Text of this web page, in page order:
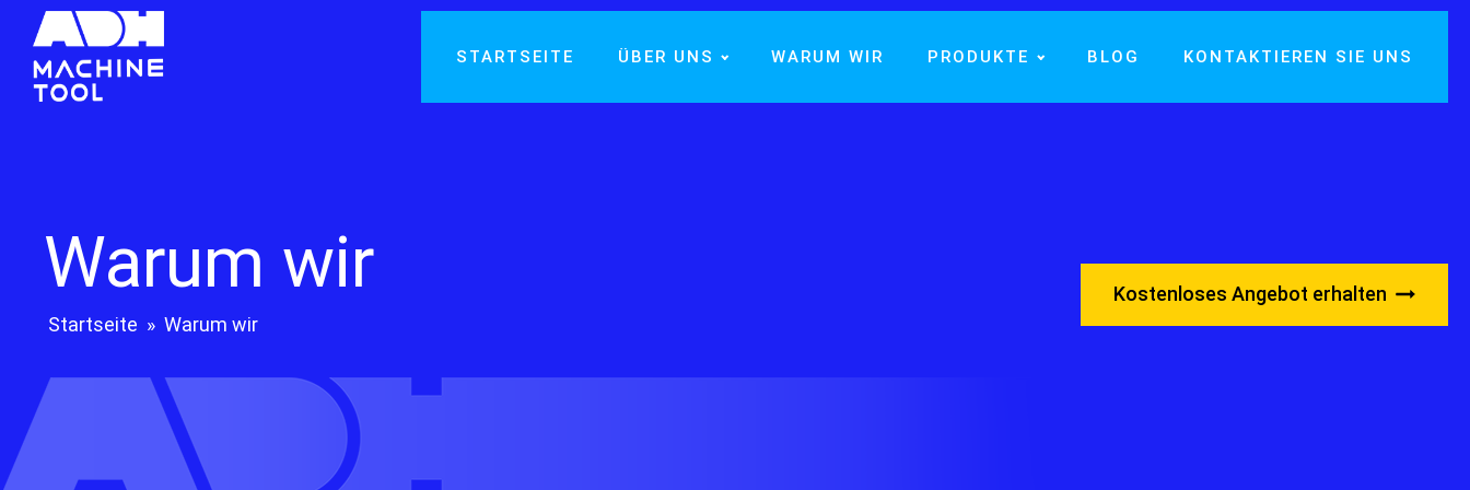
STARTSEITE ÜBER UNS WARUM WIR PRODUKTE BLOG KONTAKTIEREN SIE UNS
Warum wir
Startseite » Warum wir
Kostenloses Angebot erhalten